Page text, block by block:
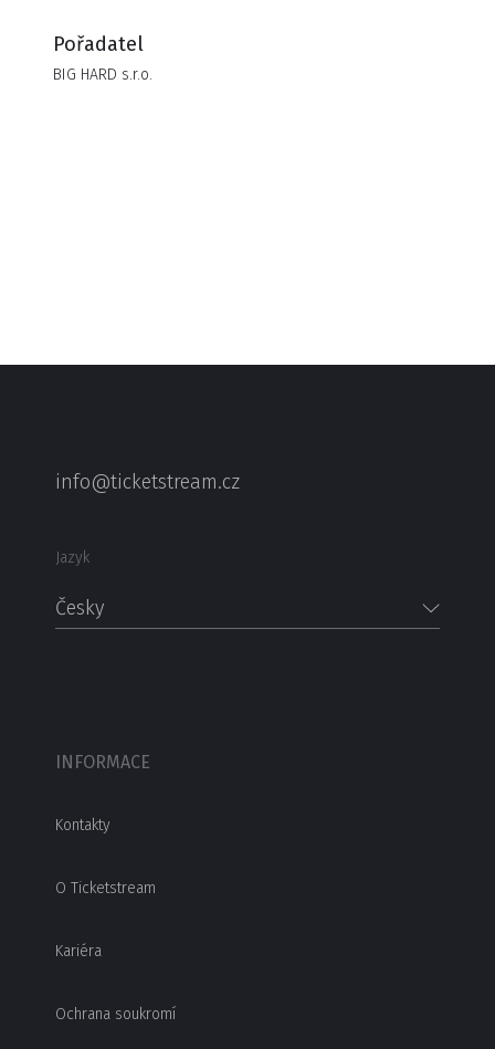
Pořadatel
BIG HARD s.r.o.
info@ticketstream.cz
Jazyk
Česky
INFORMACE
Kontakty
O Ticketstream
Kariéra
Ochrana soukromí